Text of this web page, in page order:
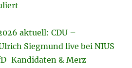
aktuell: CDU –
Siegmund live bei NIUS
Kandidaten & Merz –